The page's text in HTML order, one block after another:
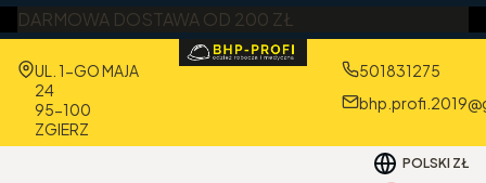
DARMOWA DOSTAWA OD 200 ZŁ
Adres:
UL. 1-GO MAJA
24
95-100
ZGIERZ
501831275
POLSKI ZŁ